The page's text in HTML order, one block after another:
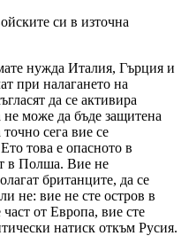
си в източна
нужда Италия, Гърция и
при налагането на
да се активира
може да бъде защитена
сега вие се
това е опасното в
в Полша. Вие не
британците, да се
не: вие не сте остров в
от Европа, вие сте
натиск откъм Русия.